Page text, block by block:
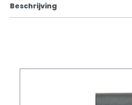
Beschrijving